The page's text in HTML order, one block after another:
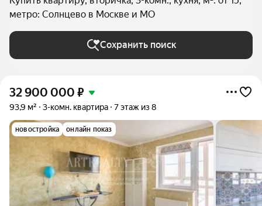
метро: Солнцево в Москве и МО
Сохранить поиск
32 900 000 ₽
93,9 м² 3-комн. квартира 7 этаж из 8
новостройка онлайн показ